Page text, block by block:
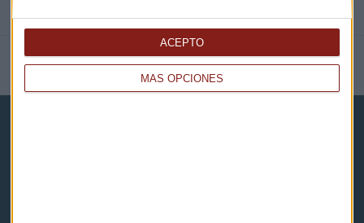
MÁS OPCIONES
ACEPTO
NOTICIAS RELACIONADAS